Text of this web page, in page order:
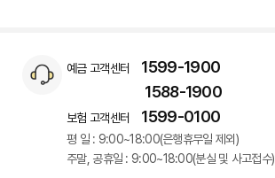
예금 고객센터
1599-1900
1588-1900
보험 고객센터 1599-0100
평 일 : 9:00~18:00(은행휴무일 제외)
주말, 공휴일 : 9:00~18:00(분실 및 사고접수)